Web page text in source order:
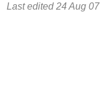
Last edited 24 Aug 07